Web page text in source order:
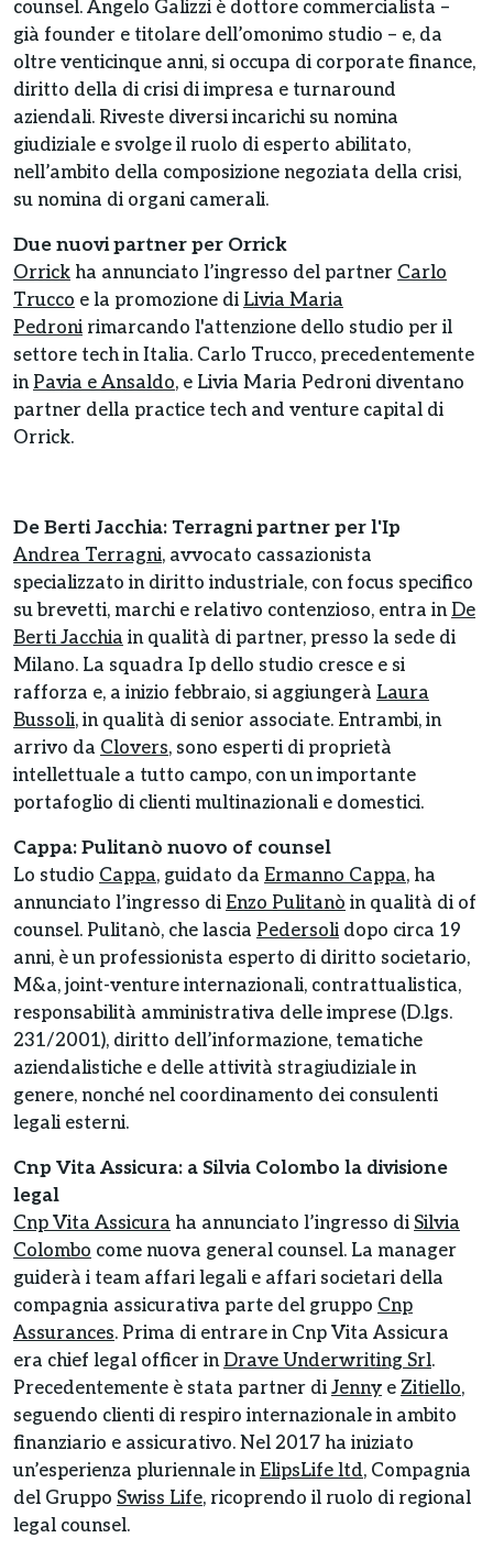
counsel. Angelo Galizzi è dottore commercialista –
già founder e titolare dell’omonimo studio – e, da
oltre venticinque anni, si occupa di corporate finance,
diritto della di crisi di impresa e turnaround
aziendali. Riveste diversi incarichi su nomina
giudiziale e svolge il ruolo di esperto abilitato,
nell’ambito della composizione negoziata della crisi,
su nomina di organi camerali.
Due nuovi partner per Orrick
Orrick ha annunciato l’ingresso del partner Carlo
Trucco e la promozione di Livia Maria
Pedroni rimarcando l'attenzione dello studio per il
settore tech in Italia. Carlo Trucco, precedentemente
in Pavia e Ansaldo, e Livia Maria Pedroni diventano
partner della practice tech and venture capital di
Orrick.
De Berti Jacchia: Terragni partner per l'Ip
Andrea Terragni, avvocato cassazionista
specializzato in diritto industriale, con focus specifico
su brevetti, marchi e relativo contenzioso, entra in De
Berti Jacchia in qualità di partner, presso la sede di
Milano. La squadra Ip dello studio cresce e si
rafforza e, a inizio febbraio, si aggiungerà Laura
Bussoli, in qualità di senior associate. Entrambi, in
arrivo da Clovers, sono esperti di proprietà
intellettuale a tutto campo, con un importante
portafoglio di clienti multinazionali e domestici.
Cappa: Pulitanò nuovo of counsel
Lo studio Cappa, guidato da Ermanno Cappa, ha
annunciato l’ingresso di Enzo Pulitanò in qualità di of
counsel. Pulitanò, che lascia Pedersoli dopo circa 19
anni, è un professionista esperto di diritto societario,
M&a, joint-venture internazionali, contrattualistica,
responsabilità amministrativa delle imprese (D.lgs.
231/2001), diritto dell’informazione, tematiche
aziendalistiche e delle attività stragiudiziale in
genere, nonché nel coordinamento dei consulenti
legali esterni.
Cnp Vita Assicura: a Silvia Colombo la divisione
legal
Cnp Vita Assicura ha annunciato l’ingresso di Silvia
Colombo come nuova general counsel. La manager
guiderà i team affari legali e affari societari della
compagnia assicurativa parte del gruppo Cnp
Assurances. Prima di entrare in Cnp Vita Assicura
era chief legal officer in Drave Underwriting Srl.
Precedentemente è stata partner di Jenny e Zitiello,
seguendo clienti di respiro internazionale in ambito
finanziario e assicurativo. Nel 2017 ha iniziato
un’esperienza pluriennale in ElipsLife ltd, Compagnia
del Gruppo Swiss Life, ricoprendo il ruolo di regional
legal counsel.